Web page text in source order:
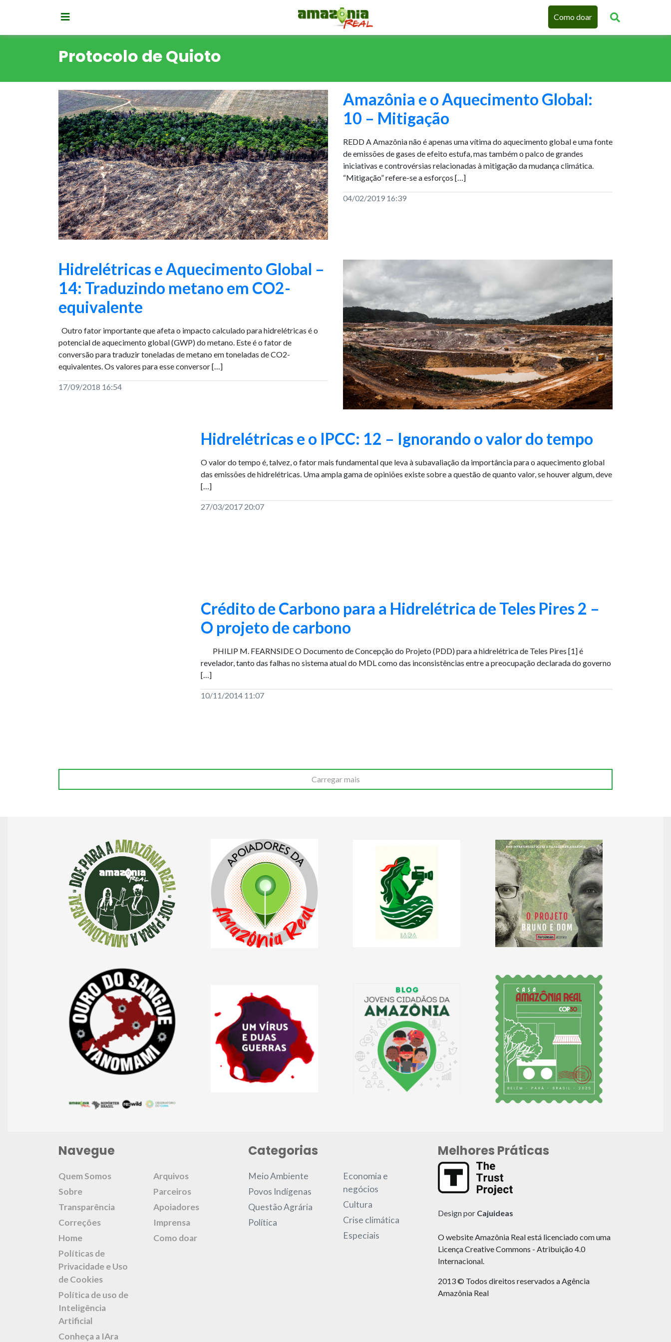
Como doar
Protocolo de Quioto
Amazônia e o Aquecimento Global:
10 – Mitigação
REDD A Amazônia não é apenas uma vítima do aquecimento global e uma fonte
de emissões de gases de efeito estufa, mas também o palco de grandes
iniciativas e controvérsias relacionadas à mitigação da mudança climática.
“Mitigação” refere-se a esforços […]
04/02/2019 16:39
Hidrelétricas e Aquecimento Global –
14: Traduzindo metano em CO2-
equivalente
Outro fator importante que afeta o impacto calculado para hidrelétricas é o
potencial de aquecimento global (GWP) do metano. Este é o fator de
conversão para traduzir toneladas de metano em toneladas de CO2-
equivalentes. Os valores para esse conversor […]
17/09/2018 16:54
Hidrelétricas e o IPCC: 12 – Ignorando o valor do tempo
O valor do tempo é, talvez, o fator mais fundamental que leva à subavaliação da importância para o aquecimento global
das emissões de hidrelétricas. Uma ampla gama de opiniões existe sobre a questão de quanto valor, se houver algum, deve
[…]
27/03/2017 20:07
Crédito de Carbono para a Hidrelétrica de Teles Pires 2 –
O projeto de carbono
PHILIP M. FEARNSIDE O Documento de Concepção do Projeto (PDD) para a hidrelétrica de Teles Pires [1] é
revelador, tanto das falhas no sistema atual do MDL como das inconsistências entre a preocupação declarada do governo
[…]
10/11/2014 11:07
Carregar mais
Navegue
Quem Somos
Sobre
Transparência
Correções
Home
Políticas de
Privacidade e Uso
de Cookies
Política de uso de
Inteligência
Artificial
Conheça a IAra
Arquivos
Parceiros
Apoiadores
Imprensa
Como doar
Categorias
Meio Ambiente
Povos Indígenas
Questão Agrária
Política
Economia e
negócios
Cultura
Crise climática
Especiais
Melhores Práticas
Design por Cajuideas
O website Amazônia Real está licenciado com uma
Licença Creative Commons - Atribuição 4.0
Internacional.
2013 © Todos direitos reservados a Agência
Amazônia Real